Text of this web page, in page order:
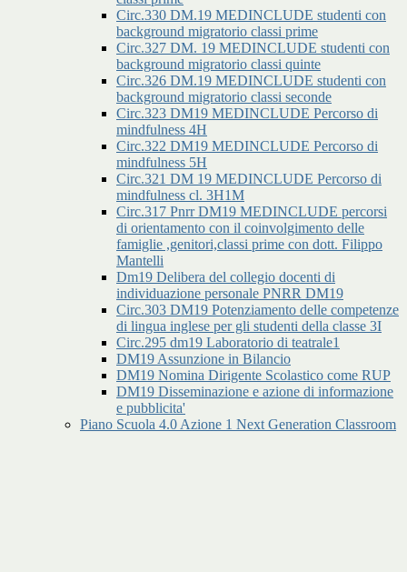
Circ.330 DM.19 MEDINCLUDE studenti con
background migratorio classi prime
Circ.327 DM. 19 MEDINCLUDE studenti con
background migratorio classi quinte
Circ.326 DM.19 MEDINCLUDE studenti con
background migratorio classi seconde
Circ.323 DM19 MEDINCLUDE Percorso di
mindfulness 4H
Circ.322 DM19 MEDINCLUDE Percorso di
mindfulness 5H
Circ.321 DM 19 MEDINCLUDE Percorso di
mindfulness cl. 3H1M
Circ.317 Pnrr DM19 MEDINCLUDE percorsi
di orientamento con il coinvolgimento delle
famiglie ,genitori,classi prime con dott. Filippo
Mantelli
Dm19 Delibera del collegio docenti di
individuazione personale PNRR DM19
Circ.303 DM19 Potenziamento delle competenze
di lingua inglese per gli studenti della classe 3I
Circ.295 dm19 Laboratorio di teatrale1
DM19 Assunzione in Bilancio
DM19 Nomina Dirigente Scolastico come RUP
DM19 Disseminazione e azione di informazione
e pubblicita'
Piano Scuola 4.0 Azione 1 Next Generation Classroom